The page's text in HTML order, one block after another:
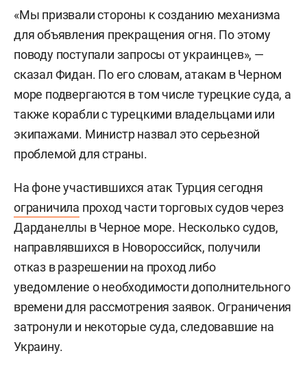
«Мы призвали стороны к созданию механизма
для объявления прекращения огня. По этому
поводу поступали запросы от украинцев», —
сказал Фидан. По его словам, атакам в Черном
море подвергаются в том числе турецкие суда, а
также корабли с турецкими владельцами или
экипажами. Министр назвал это серьезной
проблемой для страны.
На фоне участившихся атак Турция сегодня
ограничила проход части торговых судов через
Дарданеллы в Черное море. Несколько судов,
направлявшихся в Новороссийск, получили
отказ в разрешении на проход либо
уведомление о необходимости дополнительного
времени для рассмотрения заявок. Ограничения
затронули и некоторые суда, следовавшие на
Украину.